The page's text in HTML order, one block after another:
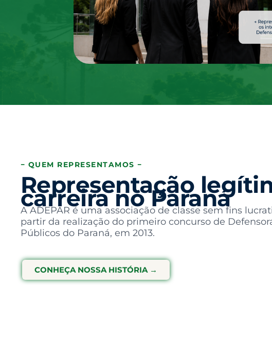
− QUEM REPRESENTAMOS −
Representação
carreira no Paraná
A ADEPAR é uma associação de classe sem fins
partir da realização do primeiro concurso de
Públicos do Paraná, em 2013.
CONHEÇA NOSSA HISTÓRIA →